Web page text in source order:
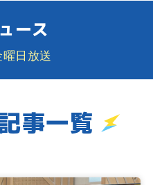
ース
日放送
事一覧